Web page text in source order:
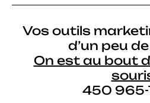
Vos outils
d’un peu
On est au bout
450